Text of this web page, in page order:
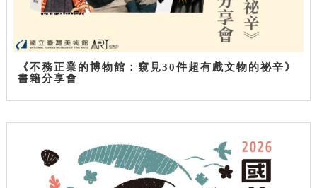
《不務正業的博物館：窺見30件超有戲文物的祕辛》
書籍分享會